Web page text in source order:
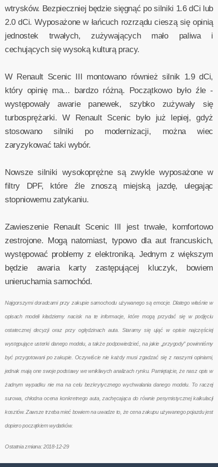
wtrysków. Bezpieczniej będzie sięgnąć po silniki 1.6 dCi lub
2.0 dCi. Wyposażone w łańcuch rozrządu cieszą się opinią
jednostek trwałych, zużywających mało paliwa i
cechujących się wysoką kulturą pracy.
W Renault Scenic III montowano również silnik 1.9 dCi,
który opinię ma... bardzo różną. Początkowo było źle -
występowały awarie panewek, szybko zużywały się
turbosprężarki. W Renault Scenic było już lepiej, gdyż
stosowano silniki po modernizacji, można wiec
zaryzykować taki wybór.
Nowsze silniki wysokoprężne są zwykle wyposażone w
filtry DPF, które źle znoszą miejską jazdę, ulegając
stopniowemu zatykaniu.
Zawieszenie Renault Scenic III jest trwałe, komfortowo
zestrojone. Mogą natomiast, typowo dla aut francuskich,
występować problemy z elektroniką. Jednym z większym
będzie awaria karty zastępującej kluczyk, bowiem
unieruchamia samochód.
Najgorszymi doradcami przy zakupie samochodu używanego są emocje. Dlatego właśnie w
opisach modeli kładziemy nacisk na te informacje, które mogą przydać się w podjęciu
ostatecznej decyzji oraz przy oględzinach auta. Staramy się ująć w opisie najczęściej
występujące usterki danego modelu, a także podpowiedzieć, na jakie „przygody” powinniśmy
być przygotowani po zakupie. Oczywiście nie każdy musi zgadzać się z naszymi opiniami,
jednak mają one swoje podstawy we wnikliwych analizach rynku. Pamiętajcie, że nasz opis w
żadnym wypadku nie ma na celu bezkrytycznego wychwalania danego modelu. To raczej
surowa, chłodna ocena konkretnego auta, zachęcająca do równie pesymistycznej kalkulacji
kosztów. Zawsze trzeba mieć bowiem na uwadze to, że cena zakupu używanego pojazdu jest
dopiero początkiem wydatków.
Ostatnia zmiana: 2018-12-29